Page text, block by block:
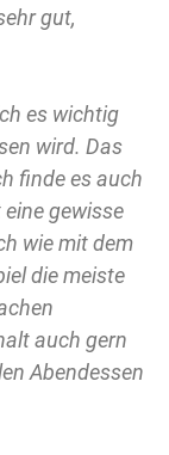
gut,
es wichtig
wird. Das
finde es auch
gewisse
wie mit dem
die meiste
auch gern
Abendessen